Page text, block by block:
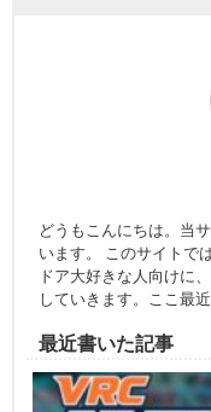
どうもこんにちは。当
います。 このサイトで
ドア大好きな人向けに
していきます。ここ最
最近書いた記事